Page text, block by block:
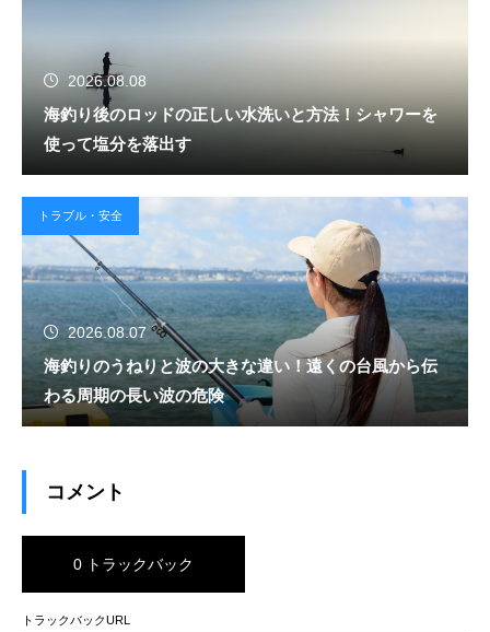
2026.08.08
海釣り後のロッドの正しい水洗いと方法！シャワーを
使って塩分を落出す
トラブル・安全
2026.08.07
海釣りのうねりと波の大きな違い！遠くの台風から伝
わる周期の長い波の危険
コメント
0 トラックバック
トラックバックURL